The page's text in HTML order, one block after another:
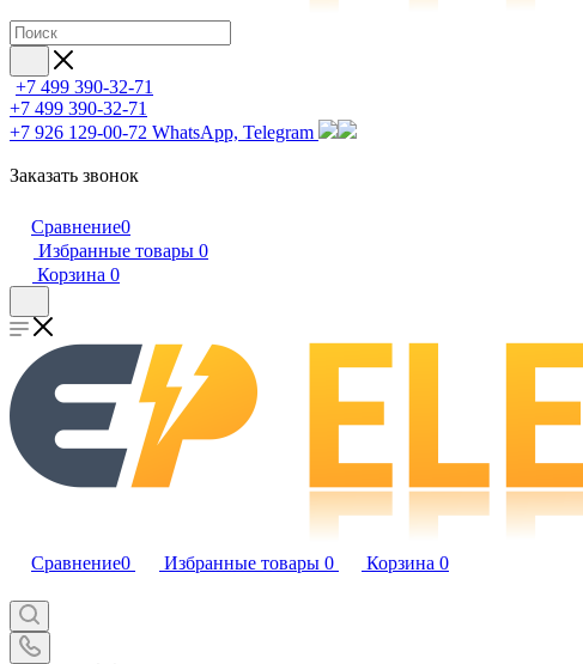
+7 499 390-32-71
+7 499 390-32-71
+7 926 129-00-72 WhatsApp, Telegram
Заказать звонок
Сравнение0
Избранные товары 0
Корзина 0
Сравнение0 Избранные товары 0 Корзина 0